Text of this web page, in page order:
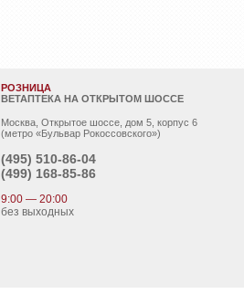
РОЗНИЦА
ВЕТАПТЕКА НА ОТКРЫТОМ ШОССЕ
Москва, Открытое шоссе, дом 5, корпус 6
(метро «Бульвар Рокоссовского»)
(495) 510-86-04
(499) 168-85-86
9:00 — 20:00
без выходных